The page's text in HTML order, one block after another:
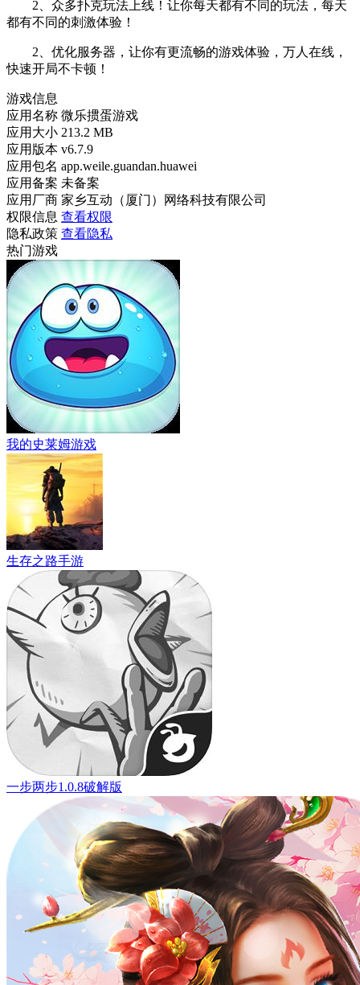
2、众多扑克玩法上线！让你每天都有不同的玩法，每天
都有不同的刺激体验！
2、优化服务器，让你有更流畅的游戏体验，万人在线，
快速开局不卡顿！
游戏信息
应用名称 微乐掼蛋游戏
应用大小 213.2 MB
应用版本 v6.7.9
应用包名 app.weile.guandan.huawei
应用备案 未备案
应用厂商 家乡互动（厦门）网络科技有限公司
权限信息 查看权限
隐私政策 查看隐私
热门游戏
我的史莱姆游戏
生存之路手游
一步两步1.0.8破解版